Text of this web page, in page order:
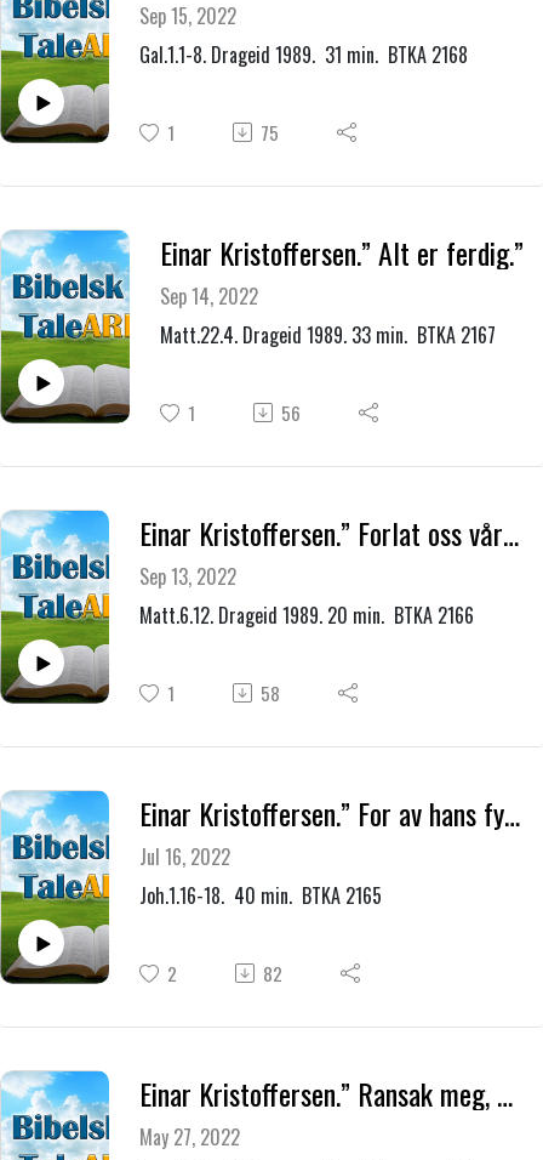
Sep 15, 2022
Gal.1.1-8. Drageid 1989. 31 min. BTKA 2168
1 75
Einar Kristoffersen.” Alt er ferdig.”
Sep 14, 2022
Matt.22.4. Drageid 1989. 33 min. BTKA 2167
1 56
Einar Kristoffersen.” Forlat oss vår skyld - lever vi i dette?
Sep 13, 2022
Matt.6.12. Drageid 1989. 20 min. BTKA 2166
1 58
Einar Kristoffersen.” For av hans fylde har vi alle fått, og det nåde over nåde.”
Jul 16, 2022
Joh.1.16-18. 40 min. BTKA 2165
2 82
Einar Kristoffersen.” Ransak meg, Gud, og kjenn mitt hjerte-----Led meg på evighetens vei.”
May 27, 2022